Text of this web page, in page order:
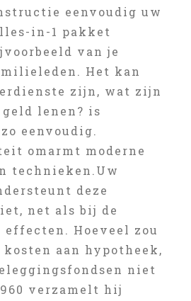
eenvoudig uw
in-1 pakket
van je
Het kan
zijn, wat zijn
lenen? is
eenvoudig.
omarmt moderne
technieken.Uw
deze
net als bij de
effecten. Hoeveel zou
kosten aan hypotheek,
niet
verzamelt hij